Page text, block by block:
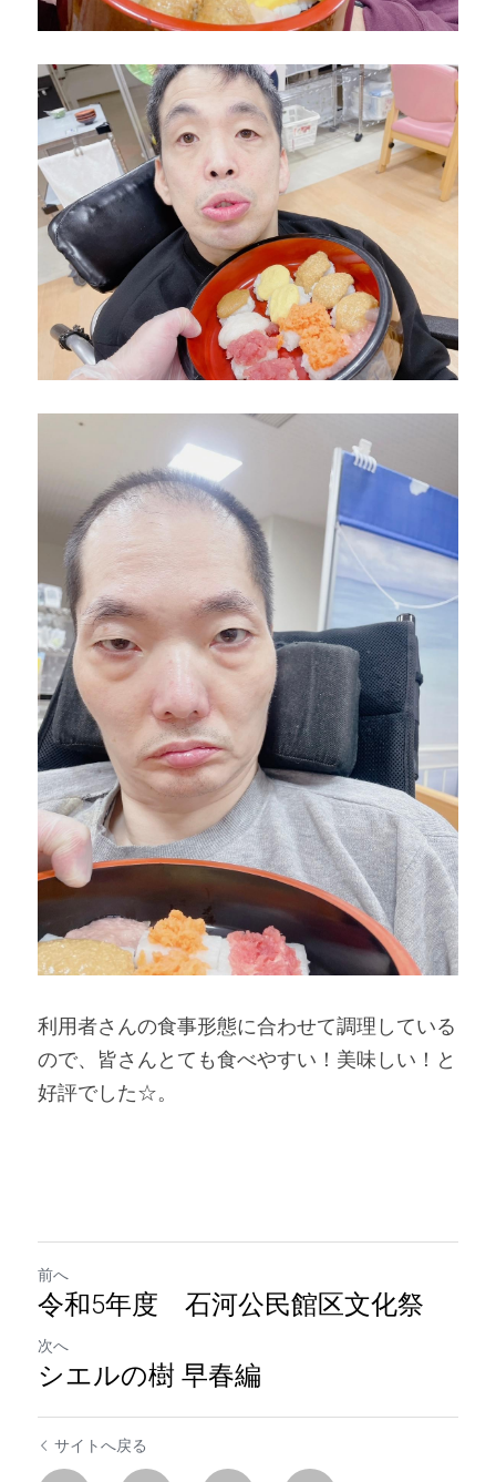
利用者さんの食事形態に合わせて調理している
ので、皆さんとても食べやすい！美味しい！と
好評でした☆。
前へ
令和5年度 石河公民館区文化祭
次へ
シエルの樹 早春編
サイトへ戻る